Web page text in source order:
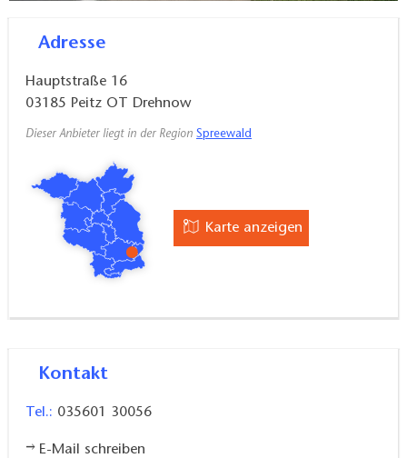
Adresse
Hauptstraße 16
03185 Peitz OT Drehnow
Dieser Anbieter liegt in der Region Spreewald
Karte anzeigen
Kontakt
Tel.: 035601 30056
E-Mail schreiben